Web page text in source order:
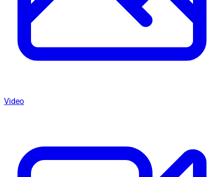
Video